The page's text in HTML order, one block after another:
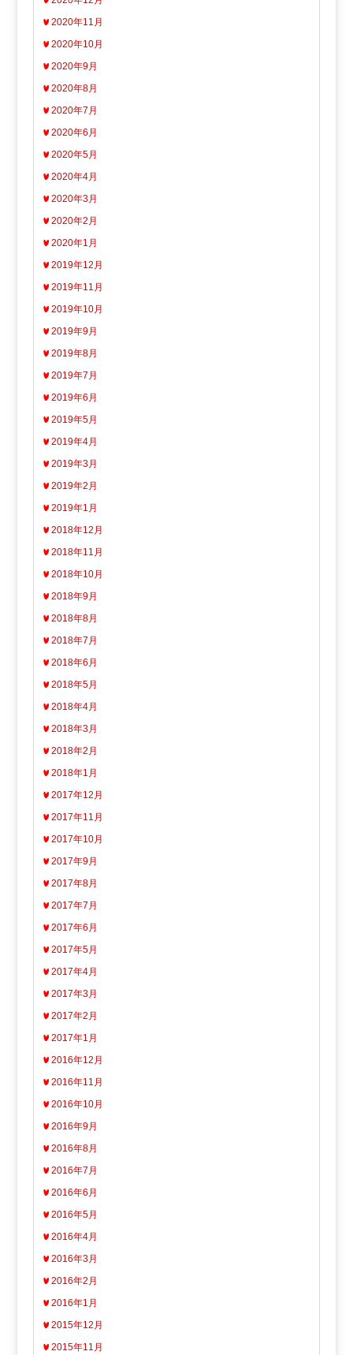
2020年11月
2020年10月
2020年9月
2020年8月
2020年7月
2020年6月
2020年5月
2020年4月
2020年3月
2020年2月
2020年1月
2019年12月
2019年11月
2019年10月
2019年9月
2019年8月
2019年7月
2019年6月
2019年5月
2019年4月
2019年3月
2019年2月
2019年1月
2018年12月
2018年11月
2018年10月
2018年9月
2018年8月
2018年7月
2018年6月
2018年5月
2018年4月
2018年3月
2018年2月
2018年1月
2017年12月
2017年11月
2017年10月
2017年9月
2017年8月
2017年7月
2017年6月
2017年5月
2017年4月
2017年3月
2017年2月
2017年1月
2016年12月
2016年11月
2016年10月
2016年9月
2016年8月
2016年7月
2016年6月
2016年5月
2016年4月
2016年3月
2016年2月
2016年1月
2015年12月
2015年11月